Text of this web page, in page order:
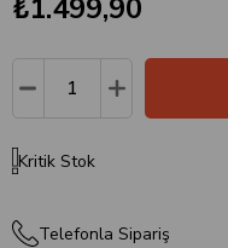
₺1.499,90
Kritik Stok
Telefonla Sipariş